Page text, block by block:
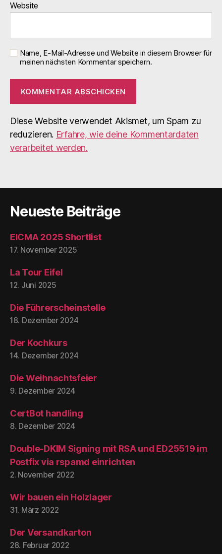
Website
Name, E-Mail-Adresse und Website in diesem Browser für
meinen nächsten Kommentar speichern.
Diese Website verwendet Akismet, um Spam zu
reduzieren. Erfahre, wie deine Kommentardaten
verarbeitet werden.
Neueste Beiträge
EICMA 2025 Shortlist
17. November 2025
La Tour Eifel
12. Juni 2025
Die Führerscheinstelle
18. Dezember 2024
Der Kochkurs
14. Dezember 2024
Die Weihnachtsfeier
9. Dezember 2024
CertBot handling
8. Dezember 2024
Double-DKIM Signing mit RSA und ED25519 im
Postfix via rspamd einrichten
2. November 2022
Wir bauen ein Holzlager
31. März 2022
Der Versandkarton
28. Februar 2022